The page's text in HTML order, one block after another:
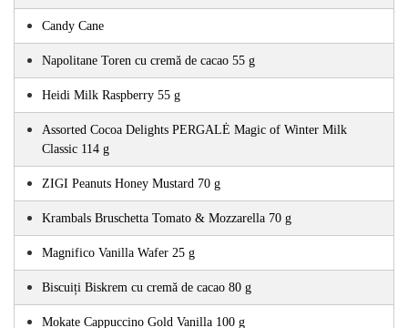
Candy Cane
Napolitane Toren cu cremă de cacao 55 g
Heidi Milk Raspberry 55 g
Assorted Cocoa Delights PERGALĖ Magic of Winter Milk
Classic 114 g
ZIGI Peanuts Honey Mustard 70 g
Krambals Bruschetta Tomato & Mozzarella 70 g
Magnifico Vanilla Wafer 25 g
Biscuiți Biskrem cu cremă de cacao 80 g
Mokate Cappuccino Gold Vanilla 100 g